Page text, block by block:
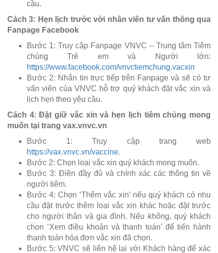
cầu.
Cách 3: Hẹn lịch trước với nhân viên tư vấn thông qua
Fanpage Facebook
Bước 1: Truy cập Fanpage VNVC – Trung tâm Tiêm
chủng Trẻ em và Người lớn:
https://www.facebook.com/vnvctiemchung.vacxin
Bước 2: Nhắn tin trực tiếp trên Fanpage và sẽ có tư
vấn viên của VNVC hỗ trợ quý khách đặt vắc xin và
lịch hẹn theo yêu cầu.
Cách 4: Đặt giữ vắc xin và hẹn lịch tiêm chủng mong
muốn tại trang vax.vnvc.vn
Bước 1: Truy cập trang web
https://vax.vnvc.vn/vaccine.
Bước 2: Chọn loại vắc xin quý khách mong muốn.
Bước 3: Điền đầy đủ và chính xác các thông tin về
người tiêm.
Bước 4: Chọn ‘Thêm vắc xin’ nếu quý khách có nhu
cầu đặt trước thêm loại vắc xin khác hoặc đặt trước
cho người thân và gia đình. Nếu không, quý khách
chọn ‘Xem điều khoản và thanh toán’ để tiến hành
thanh toán hóa đơn vắc xin đã chọn.
Bước 5: VNVC sẽ liên hệ lại với Khách hàng để xác